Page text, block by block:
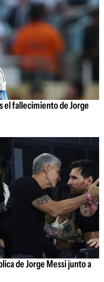
el fallecimiento de Jorge
de Jorge Messi junto a